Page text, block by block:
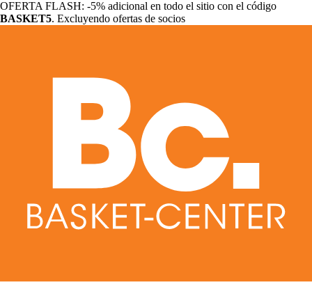
OFERTA FLASH: -5% adicional en todo el sitio con el código
BASKET5. Excluyendo ofertas de socios